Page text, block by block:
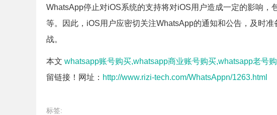
WhatsApp停止对iOS系统的支持将对iOS用户造成一定的影响，
等。因此，iOS用户应密切关注WhatsApp的通知和公告，及时
战。
本文 whatsapp账号购买,whatsapp商业账号购买,whatsapp老号
留链接！网址： http://www.rizi-tech.com/WhatsAppn/1263.html
标签: